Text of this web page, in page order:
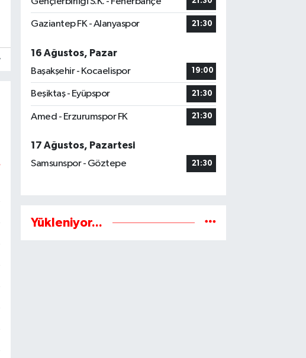
Gaziantep FK - Alanyaspor 21:30
16 Ağustos, Pazar
Başakşehir - Kocaelispor
19:00
Beşiktaş - Eyüpspor 21:30
Amed - Erzurumspor FK 21:30
17 Ağustos, Pazartesi
Samsunspor - Göztepe
21:30
Yükleniyor...